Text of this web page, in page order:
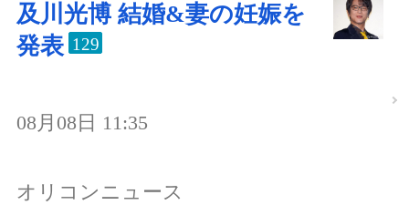
及川光博 結婚&妻の妊娠を
発表 129
08月08日 11:35
オリコンニュース